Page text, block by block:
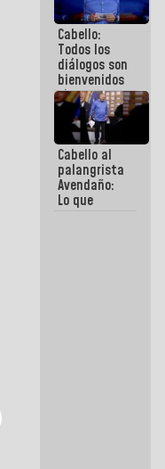
planes de
recuperación
del Sistema
Eléctrico
Nacional
Cabello:
Todos los
diálogos son
bienvenidos
siempre que
estén en el
marco de la
Constitución
de la
República
Cabello al
palangrista
Avendaño:
Lo que